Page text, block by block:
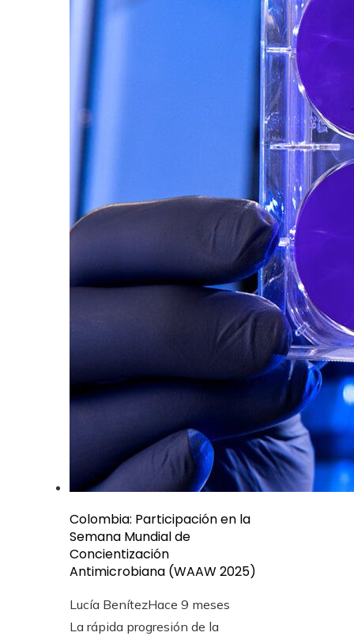
Colombia: Participación en la
Semana Mundial de
Concientización
Antimicrobiana (WAAW 2025)
Lucía BenítezHace 9 meses
La rápida progresión de la